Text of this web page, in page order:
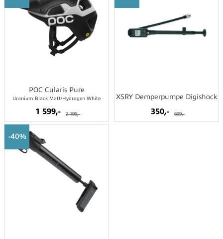
POC Cularis Pure
Uranium Black Matt/Hydrogen White
1 599,- 2 199,-
XSRY Demperpumpe Digishock
350,- 699,-
40%